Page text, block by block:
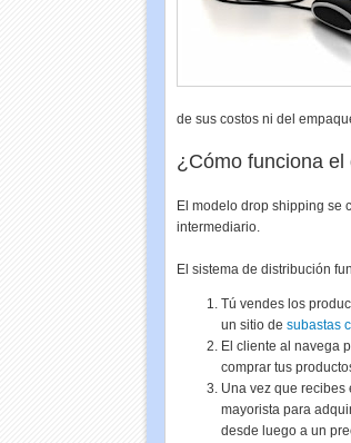
de sus costos ni del
¿Cómo funciona el
El modelo drop shipping se
intermediario.
El sistema de distribución
Tú vendes los
un sitio de subastas
El cliente al navega
comprar tus
Una vez que recibes
mayorista para
desde luego a un